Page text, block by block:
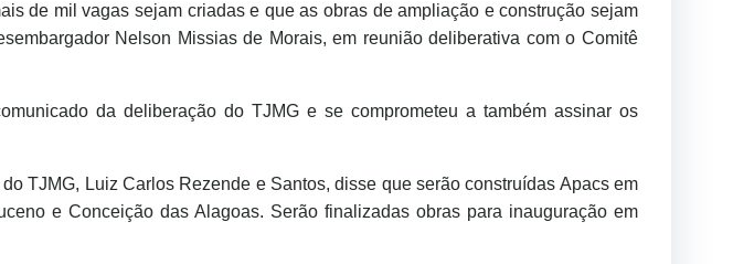
de mil vagas sejam criadas e que as obras de ampliação e construção sejam
Nelson Missias de Morais, em reunião deliberativa com o Comitê
da deliberação do TJMG e se comprometeu a também assinar os
TJMG, Luiz Carlos Rezende e Santos, disse que serão construídas Apacs em
e Conceição das Alagoas. Serão finalizadas obras para inauguração em